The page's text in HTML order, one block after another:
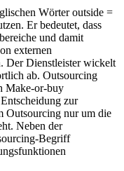
Wörter outside =
Er bedeutet, dass
und damit
externen
Der Dienstleister wickelt
ab. Outsourcing
Make-or-buy
zur
Outsourcing nur um die
Neben der
Begriff